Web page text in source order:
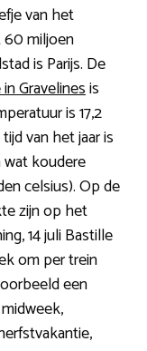
van het
60 miljoen
is Parijs. De
Gravelinesis
is 17,2
van het jaar is
wat koudere
celsius). Op de
zijn op het
14 juli Bastille
om per trein
een